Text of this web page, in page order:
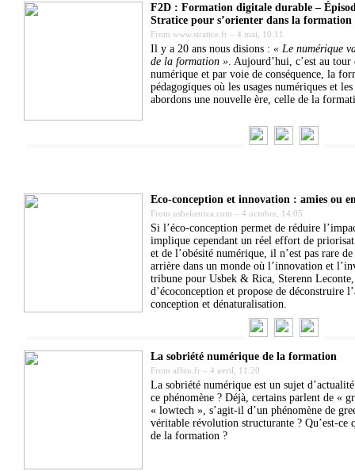
F2D : Formation digitale durable –
Stratice pour s’orienter dans la
From www.stratice.fr – 4 mai, 10:11
Il y a 20 ans nous disions : « Le numérique
de la formation » . Aujourd’hui, c’est au
numérique et par voie de conséquence, la
pédagogiques où les usages numériques et
abordons une nouvelle ère, celle de la
Eco-conception et innovation : amies ou
From usbeketrica.com – 4 octobre, 14:05
Si l’éco-conception permet de réduire
implique cependant un réel effort de
et de l’obésité numérique, il n’est pas rare
arrière dans un monde où l’innovation et
tribune pour Usbek & Rica, Sterenn
d’écoconception et propose de déconstruire
conception et dénaturalisation.
La sobriété numérique de la formation
From affen.fr – 4 avril, 11:20
La sobriété numérique est un sujet
ce phénomène ? Déjà, certains parlent de «
« lowtech », s’agit-il d’un phénomène de
véritable révolution structurante ? Qu’est-
de la formation ?